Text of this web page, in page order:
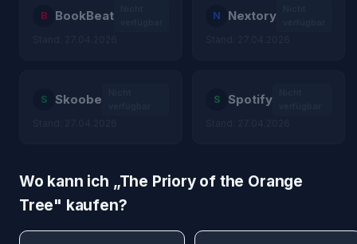
B BookBeat N Nextory
S Skoobe S Spotify
Wo kann ich „The Priory of the Orange
Tree" kaufen?